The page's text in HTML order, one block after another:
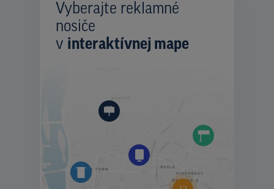
Vyberajte reklamné
nosiče
v interaktívnej mape